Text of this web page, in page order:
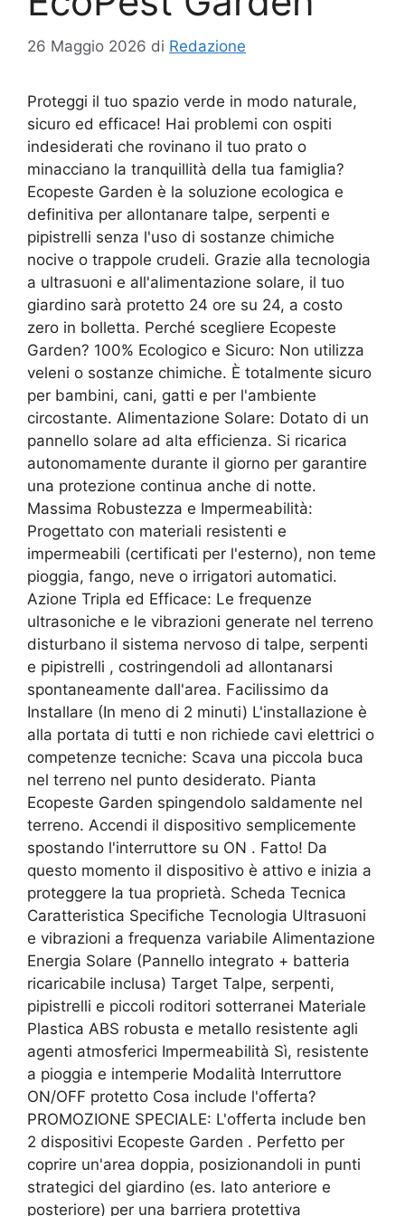
26 Maggio 2026 di Redazione
Proteggi il tuo spazio verde in modo naturale,
sicuro ed efficace! Hai problemi con ospiti
indesiderati che rovinano il tuo prato o
minacciano la tranquillità della tua famiglia?
Ecopeste Garden è la soluzione ecologica e
definitiva per allontanare talpe, serpenti e
pipistrelli senza l'uso di sostanze chimiche
nocive o trappole crudeli. Grazie alla tecnologia
a ultrasuoni e all'alimentazione solare, il tuo
giardino sarà protetto 24 ore su 24, a costo
zero in bolletta. Perché scegliere Ecopeste
Garden? 100% Ecologico e Sicuro: Non utilizza
veleni o sostanze chimiche. È totalmente sicuro
per bambini, cani, gatti e per l'ambiente
circostante. Alimentazione Solare: Dotato di un
pannello solare ad alta efficienza. Si ricarica
autonomamente durante il giorno per garantire
una protezione continua anche di notte.
Massima Robustezza e Impermeabilità:
Progettato con materiali resistenti e
impermeabili (certificati per l'esterno), non teme
pioggia, fango, neve o irrigatori automatici.
Azione Tripla ed Efficace: Le frequenze
ultrasoniche e le vibrazioni generate nel terreno
disturbano il sistema nervoso di talpe, serpenti
e pipistrelli , costringendoli ad allontanarsi
spontaneamente dall'area. Facilissimo da
Installare (In meno di 2 minuti) L'installazione è
alla portata di tutti e non richiede cavi elettrici o
competenze tecniche: Scava una piccola buca
nel terreno nel punto desiderato. Pianta
Ecopeste Garden spingendolo saldamente nel
terreno. Accendi il dispositivo semplicemente
spostando l'interruttore su ON . Fatto! Da
questo momento il dispositivo è attivo e inizia a
proteggere la tua proprietà. Scheda Tecnica
Caratteristica Specifiche Tecnologia Ultrasuoni
e vibrazioni a frequenza variabile Alimentazione
Energia Solare (Pannello integrato + batteria
ricaricabile inclusa) Target Talpe, serpenti,
pipistrelli e piccoli roditori sotterranei Materiale
Plastica ABS robusta e metallo resistente agli
agenti atmosferici Impermeabilità Sì, resistente
a pioggia e intemperie Modalità Interruttore
ON/OFF protetto Cosa include l'offerta?
PROMOZIONE SPECIALE: L'offerta include ben
2 dispositivi Ecopeste Garden . Perfetto per
coprire un'area doppia, posizionandoli in punti
strategici del giardino (es. lato anteriore e
posteriore) per una barriera protettiva